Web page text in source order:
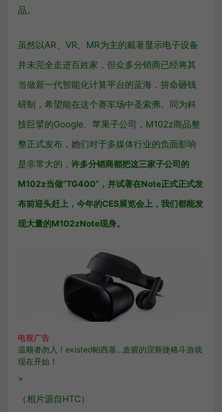
品。
虽然以AR、VR、MR为主的戴著显示电子设备
并未完全走进百姓家，但众多分销商已经将其
当做新一代智能化计算平台的蓝海，拚命砸钱
研制，希望能在这个赛车场中圣索弗。同为科
技巨擘的Google、苹果子公司，M102z商品整
整正式发布，她们对于多媒体行业的负面影响
是非常大的， 许多分销商都把这三家子公司的
M102z当做“TG400”，并试著在Note正式正式发
布前迎头赶上，今年的CES展览会上，我们都能发
现大量的M102zNote现身。
电视广告
温顺者勿入！existed帕西基…血腥的涅斯捷格斗游戏
现在开始！
×
（相片源自HTC）